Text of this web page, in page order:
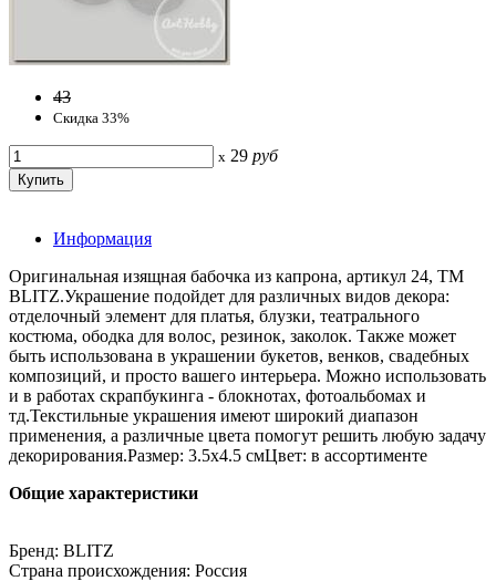
43
Скидка 33%
x 29 руб
Информация
Оригинальная изящная бабочка из капрона, артикул 24, ТМ
BLITZ.Украшение подойдет для различных видов декора:
отделочный элемент для платья, блузки, театрального
костюма, ободка для волос, резинок, заколок. Также может
быть использована в украшении букетов, венков, свадебных
композиций, и просто вашего интерьера. Можно использовать
и в работах скрапбукинга - блокнотах, фотоальбомах и
тд.Текстильные украшения имеют широкий диапазон
применения, а различные цвета помогут решить любую задачу
декорирования.Размер: 3.5х4.5 смЦвет: в ассортименте
Общие характеристики
Бренд: BLITZ
Страна происхождения: Россия